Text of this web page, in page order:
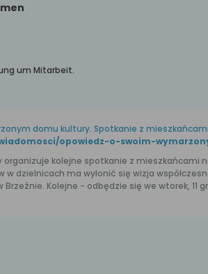
um Mitarbeit.
domu kultury. Spotkanie z
organizuje kolejne spotkanie z
dzielnicach ma wyłonić się wizja
Kolejne - odbędzie się we wtorek, 11